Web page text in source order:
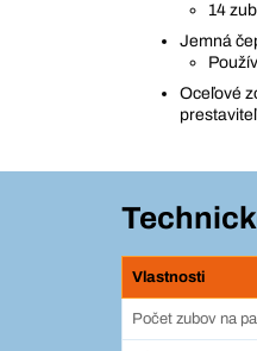
14
Jemná
Oceľové
Vlastnosti
Počet zubov na